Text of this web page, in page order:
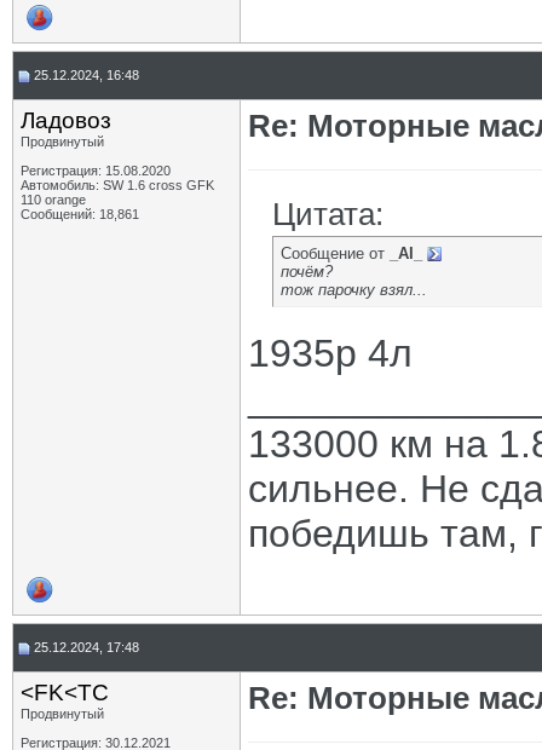
25.12.2024, 16:48
Ладовоз
Продвинутый
Регистрация: 15.08.2020
Автомобиль: SW 1.6 cross GFK
110 orange
Сообщений: 18,861
Re: Моторные
Цитата:
Сообщение от
_AI_
почём?
тож парочку взял...
1935р 4л
133000 км на
сильнее. Не
победишь там,
25.12.2024, 17:48
<FK<TC
Продвинутый
Регистрация: 30.12.2021
Re: Моторные